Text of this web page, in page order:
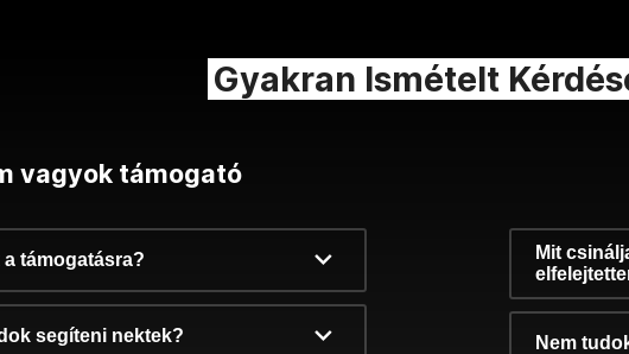
Gyakran Ismételt
vagyok támogató
támogatásra?
segíteni nektek?
Mit
Nem